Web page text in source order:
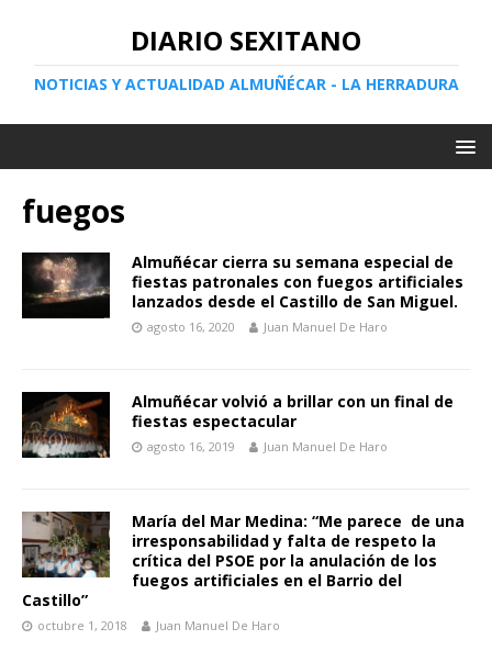
DIARIO SEXITANO
NOTICIAS Y ACTUALIDAD ALMUÑÉCAR - LA HERRADURA
fuegos
Almuñécar cierra su semana especial de
fiestas patronales con fuegos artificiales
lanzados desde el Castillo de San Miguel.
agosto 16, 2020 Juan Manuel De Haro
Almuñécar volvió a brillar con un final de
fiestas espectacular
agosto 16, 2019 Juan Manuel De Haro
María del Mar Medina: “Me parece de una
irresponsabilidad y falta de respeto la
crítica del PSOE por la anulación de los
fuegos artificiales en el Barrio del
Castillo”
octubre 1, 2018 Juan Manuel De Haro